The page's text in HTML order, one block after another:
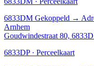
6833DM Gekoppeld →
Arnhem
Goudwindestraat 80,
6833DP · Perceelkaart